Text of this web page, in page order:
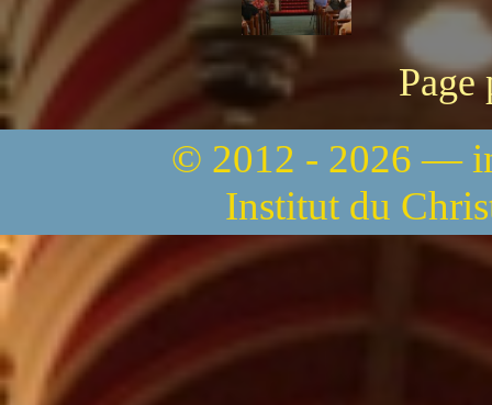
Page
© 2012 - 2026 —
Institut du